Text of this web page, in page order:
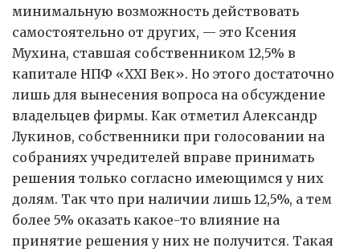
минимальную возможность действовать
самостоятельно от других, — это Ксения
Мухина, ставшая собственником 12,5% в
капитале НПФ «XXI Век». Но этого достаточно
лишь для вынесения вопроса на обсуждение
владельцев фирмы. Как отметил Александр
Лукинов, собственники при голосовании на
собраниях учредителей вправе принимать
решения только согласно имеющимся у них
долям. Так что при наличии лишь 12,5%, а тем
более 5% оказать какое-то влияние на
принятие решения у них не получится. Такая